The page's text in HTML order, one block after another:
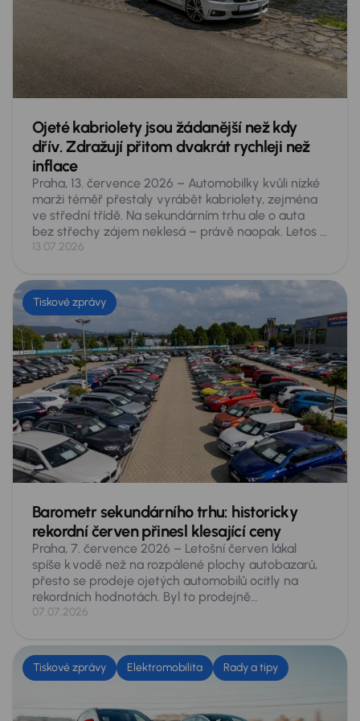
ze zásuvky prakticky výhradně na benzin, jen aby
Ojeté kabriolety jsou žádanější než kdy
dřív. Zdražují přitom dvakrát rychleji než
inflace
Praha, 13. července 2026 – Automobilky kvůli nízké
marži téměř přestaly vyrábět kabriolety, zejména
ve střední třídě. Na sekundárním trhu ale o auta
bez střechy zájem neklesá – právě naopak. Letos si
Češi na inzertních serverech za první pololetí koupili
než v roce 2021. Jejich průměrná cena přitom za tu
dobu vzrostla o 64 procent, tedy zhruba dvakrát
rychleji, než ve stejném období obecně rostly ceny.
13.07.2026
Tiskové zprávy
Barometr sekundárního trhu: historicky
rekordní červen přinesl klesající ceny
Praha, 7. července 2026 – Letošní červen lákal
spíše k vodě než na rozpálené plochy autobazarů,
přesto se prodeje ojetých automobilů ocitly na
rekordních hodnotách. Byl to prodejně
nejúspěšnější červen české historie, na inzertních
v meziročním srovnání o 11,3 % více. Vyplývá to
z údajů, získaných analytiky skupiny AURES
Holdings, provozovatele největší tuzemské sítě
07.07.2026
Tiskové zprávy Elektromobilita Rady a tipy